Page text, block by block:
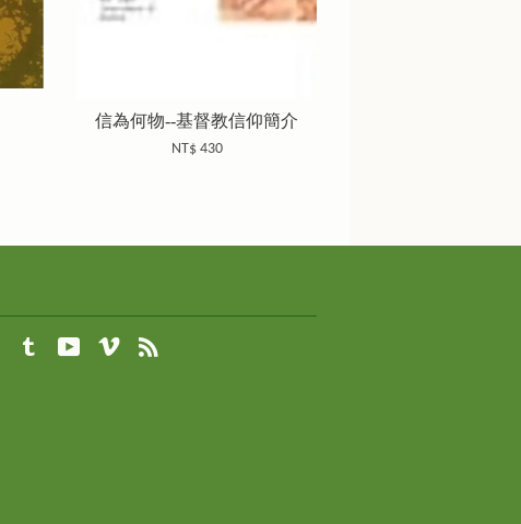
信為何物--基督教信仰簡介
NT$ 430
InstagramTumblr YouTubeVimeo